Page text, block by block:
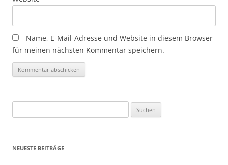
Name, E-Mail-Adresse und Website in diesem Browser
für meinen nächsten Kommentar speichern.
nach:
NEUESTE BEITRÄGE